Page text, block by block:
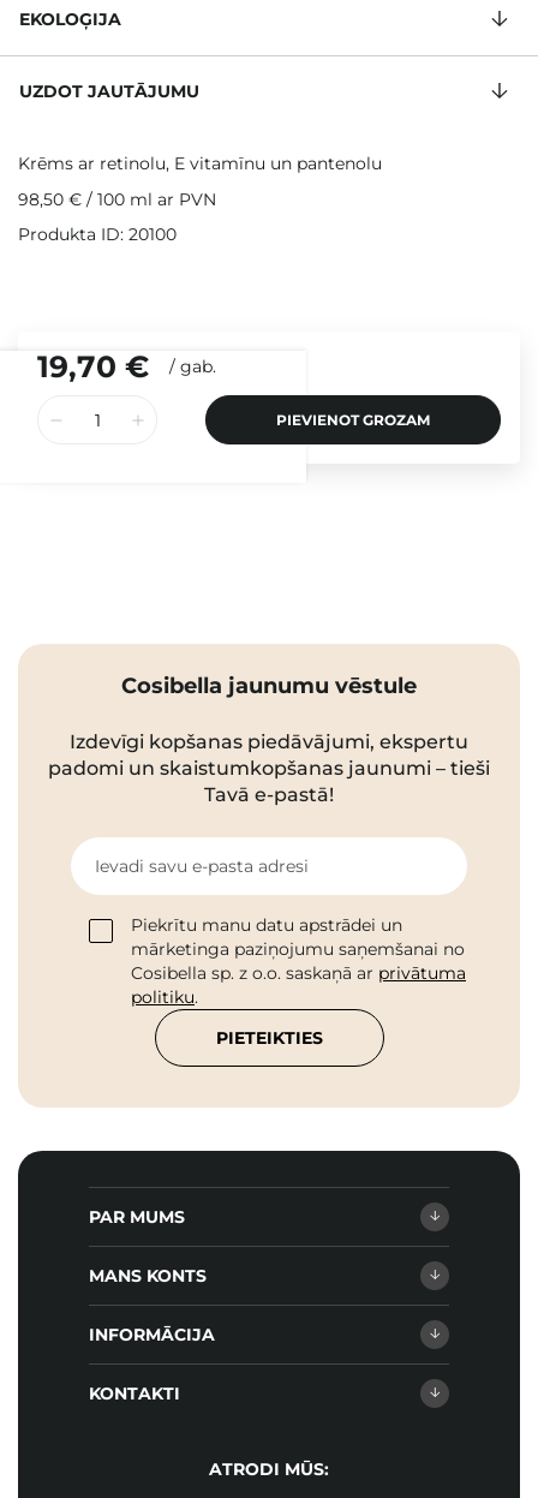
19,70 € / gab.
PIEVIENOT GROZAM
EKOLOĢIJA
UZDOT JAUTĀJUMU
Krēms ar retinolu, E vitamīnu un pantenolu
98,50 € / 100 ml ar PVN
Produkta ID: 20100
Cosibella jaunumu vēstule
Izdevīgi kopšanas piedāvājumi, ekspertu
padomi un skaistumkopšanas jaunumi – tieši
Tavā e-pastā!
Ievadi savu e-pasta adresi
Piekrītu manu datu apstrādei un
mārketinga paziņojumu saņemšanai no
Cosibella sp. z o.o. saskaņā ar privātuma
politiku.
PIETEIKTIES
PAR MUMS
MANS KONTS
INFORMĀCIJA
KONTAKTI
ATRODI MŪS: